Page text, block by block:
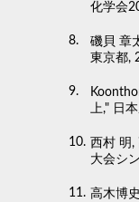
化学会
磯貝 章
東京都,
上," 日
西村 明,
大会シ
高木博